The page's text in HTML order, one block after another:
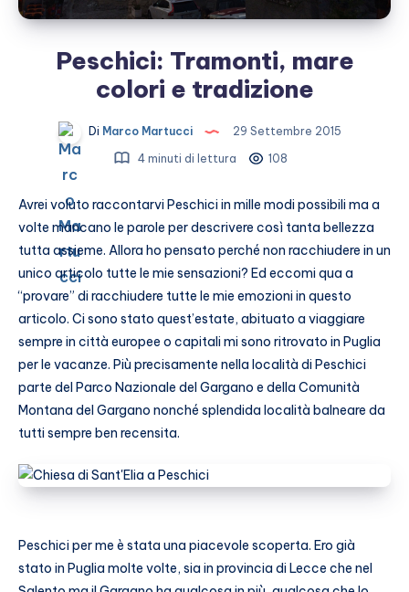
Peschici: Tramonti, mare
colori e tradizione
Di Marco Martucci
29 Settembre 2015
4 minuti di lettura
108
Avrei voluto raccontarvi Peschici in mille modi possibili ma a
volte mancano le parole per descrivere così tanta bellezza
tutta assieme. Allora ho pensato perché non racchiudere in un
unico articolo tutte le mie sensazioni? Ed eccomi qua a
“provare” di racchiudere tutte le mie emozioni in questo
articolo. Ci sono stato quest’estate, abituato a viaggiare
sempre in città europee o capitali mi sono ritrovato in Puglia
per le vacanze. Più precisamente nella località di Peschici
parte del Parco Nazionale del Gargano e della Comunità
Montana del Gargano nonché splendida località balneare da
tutti sempre ben recensita.
Peschici per me è stata una piacevole scoperta. Ero già
stato in Puglia molte volte, sia in provincia di Lecce che nel